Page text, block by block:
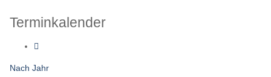
Terminkalender
Nach Jahr